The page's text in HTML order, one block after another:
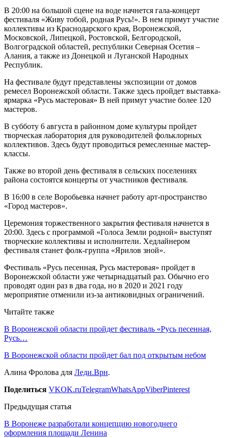
В 20:00 на большой сцене на воде начнется гала-концерт
фестиваля «Живу тобой, родная Русь!». В нем примут участие
коллективы из Краснодарского края, Воронежской,
Московской, Липецкой, Ростовской, Белгородской,
Волгоградской областей, республики Северная Осетия –
Алания, а также из Донецкой и Луганской Народных
Республик.
На фестивале будут представлены экспозиции от домов
ремесел Воронежской области. Также здесь пройдет выставка-
ярмарка «Русь мастеровая» В ней примут участие более 120
мастеров.
В субботу 6 августа в районном доме культуры пройдет
творческая лаборатория для руководителей фольклорных
коллективов. Здесь будут проводиться ремесленные мастер-
классы.
Также во второй день фестиваля в сельских поселениях
района состоятся концерты от участников фестиваля.
В 16:00 в селе Воробьевка начнет работу арт-пространство
«Город мастеров».
Церемония торжественного закрытия фестиваля начнется в
20:00. Здесь с программой «Голоса Земли родной» выступят
творческие коллективы и исполнители. Хедлайнером
фестиваля станет фолк-группа «Ярилов зной».
Фестиваль «Русь песенная, Русь мастеровая» пройдет в
Воронежской области уже четырнадцатый раз. Обычно его
проводят один раз в два года, но в 2020 и 2021 году
мероприятие отменили из-за антиковидных ограничений.
Читайте также
В Воронежской области пройдет фестиваль «Русь песенная,
Русь…
В Воронежской области пройдет бал под открытым небом
Алина Фролова для Леди.Врн.
Поделиться VKOK.ruTelegramWhatsAppViberPinterest
Предыдущая статья
В Воронеже разработали концепцию новогоднего
оформления площади Ленина